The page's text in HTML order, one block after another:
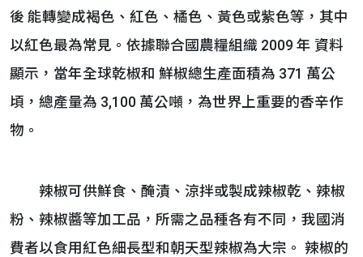
後 能轉變成褐色、紅色、橘色、黃色或紫色等，其中
以紅色最為常見。依據聯合國農糧組織 2009 年 資料
顯示，當年全球乾椒和 鮮椒總生產面積為 371 萬公
頃，總產量為 3,100 萬公噸，為世界上重要的香辛作
物。
辣椒可供鮮食、醃漬、涼拌或製成辣椒乾、辣椒
粉、辣椒醬等加工品，所需之品種各有不同，我國消
費者以食用紅色細長型和朝天型辣椒為大宗。 辣椒的